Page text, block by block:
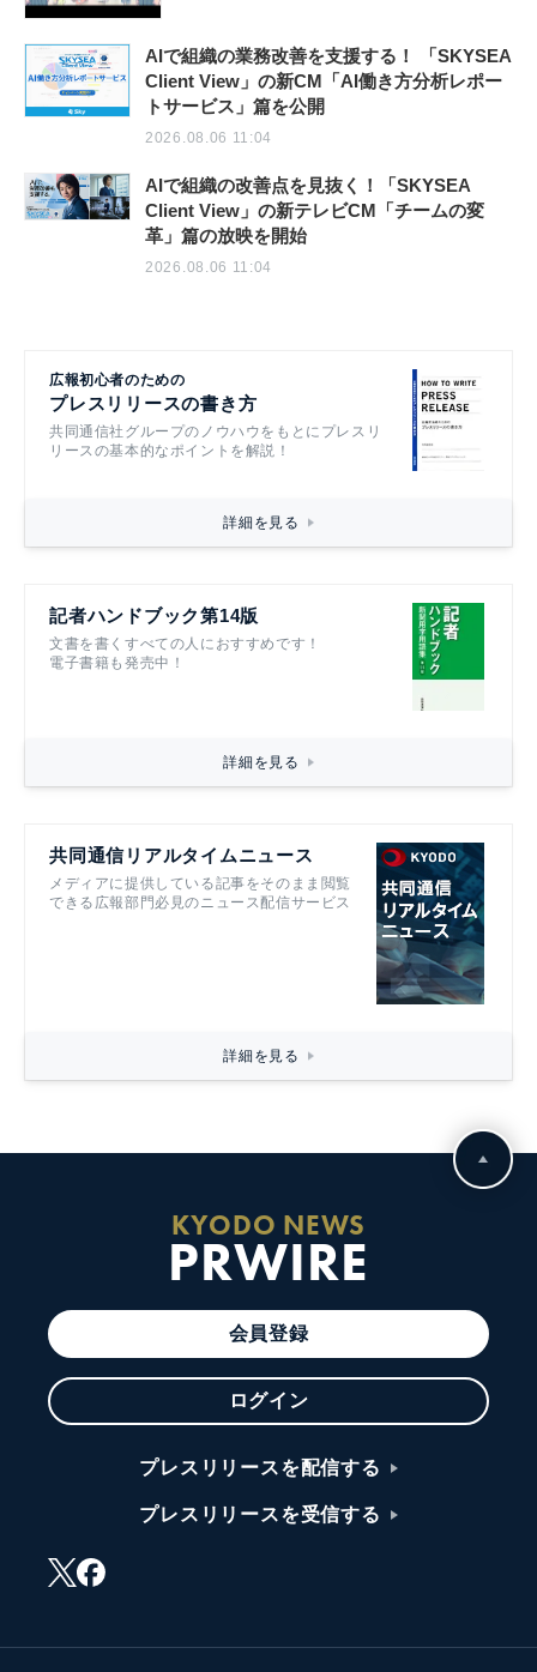
AIで組織の業務改善を支援する！ 「SKYSEA
Client View」の新CM「AI働き方分析レポー
トサービス」篇を公開
2026.08.06 11:04
AIで組織の改善点を見抜く！「SKYSEA
Client View」の新テレビCM「チームの変
革」篇の放映を開始
2026.08.06 11:04
広報初心者のための
プレスリリースの書き方
共同通信社グループのノウハウをもとにプレスリ
リースの基本的なポイントを解説！
詳細を見る
記者ハンドブック第14版
文書を書くすべての人におすすめです！
電子書籍も発売中！
詳細を見る
共同通信リアルタイムニュース
メディアに提供している記事をそのまま閲覧
できる広報部門必見のニュース配信サービス
詳細を見る
KYODO NEWS
PRWIRE
会員登録
ログイン
プレスリリースを配信する
プレスリリースを受信する